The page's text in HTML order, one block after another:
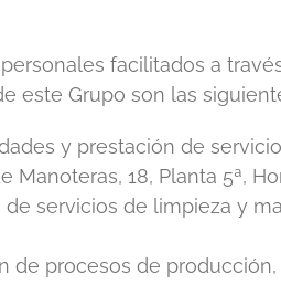
facilitados a
este Grupo son las
y prestación de
Manoteras, 18, Planta 5ª,
servicios de limpieza y
de procesos de